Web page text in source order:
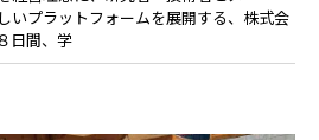
いプラットフォームを展開する、株式会
日間、学